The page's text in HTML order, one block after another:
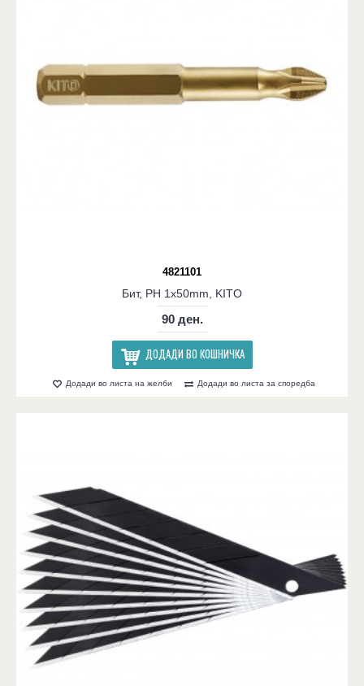
4821101
Бит, PH 1x50mm, KITO
90 ден.
ДОДАДИ ВО КОШНИЧКА
Додади во листа на желби Додади во листа за споредба